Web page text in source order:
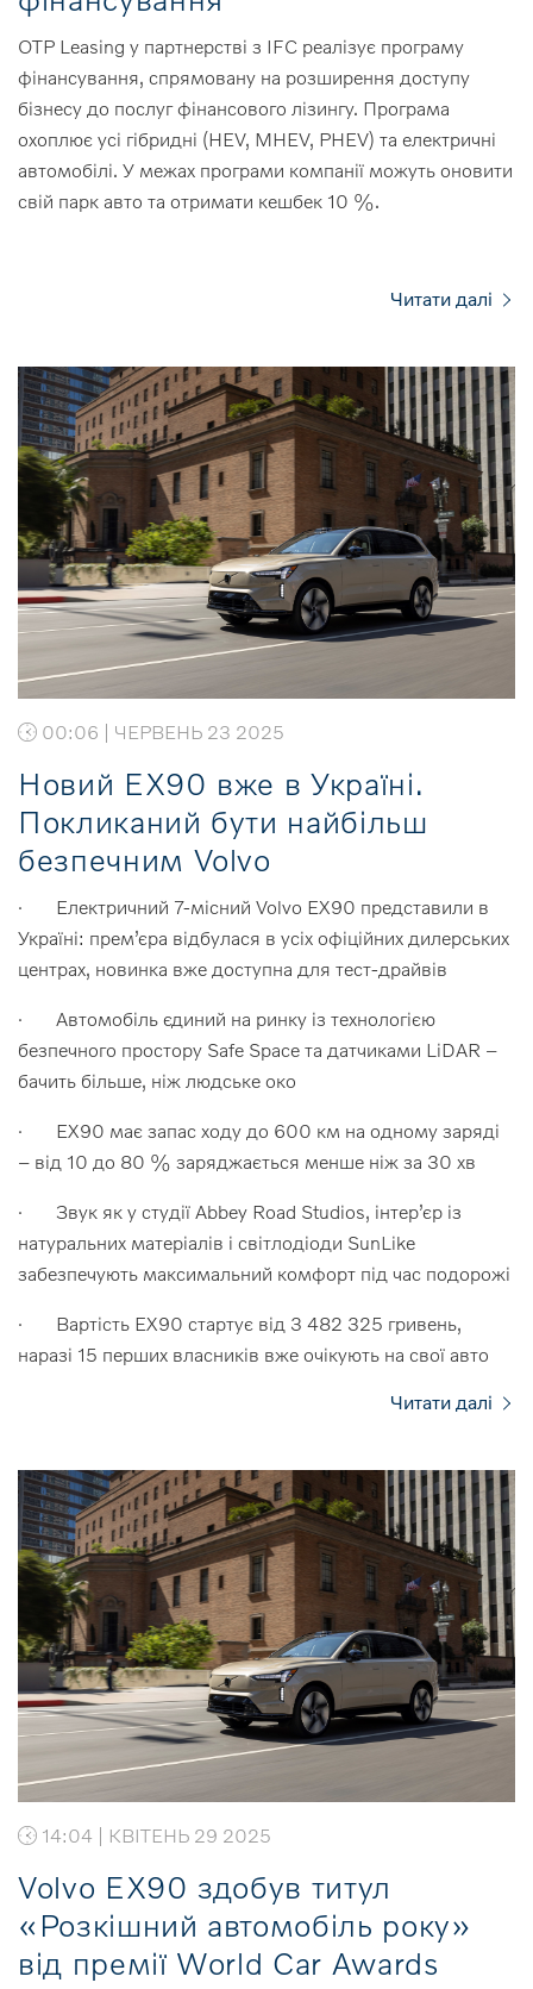
OTP Leasing у партнерстві з IFC реалізує програму
фінансування, спрямовану на розширення доступу
бізнесу до послуг фінансового лізингу. Програма
охоплює усі гібридні (HEV, MHEV, PHEV) та електричні
автомобілі. У межах програми компанії можуть оновити
свій парк авто та отримати кешбек 10 %.
Читати далі
00:06 | ЧЕРВЕНЬ 23 2025
Новий EX90 вже в Україні.
Покликаний бути найбільш
безпечним Volvo
· Електричний 7-місний Volvo EX90 представили в
Україні: прем’єра відбулася в усіх офіційних дилерських
центрах, новинка вже доступна для тест-драйвів
· Автомобіль єдиний на ринку із технологією
безпечного простору Safe Space та датчиками LiDAR –
бачить більше, ніж людське око
· EX90 має запас ходу до 600 км на одному заряді
– від 10 до 80 % заряджається менше ніж за 30 хв
· Звук як у студії Abbey Road Studios, інтер’єр із
натуральних матеріалів і світлодіоди SunLike
забезпечують максимальний комфорт під час подорожі
· Вартість EX90 стартує від 3 482 325 гривень,
наразі 15 перших власників вже очікують на свої авто
Читати далі
14:04 | КВІТЕНЬ 29 2025
Volvo EX90 здобув титул
«Розкішний автомобіль року»
від премії World Car Awards